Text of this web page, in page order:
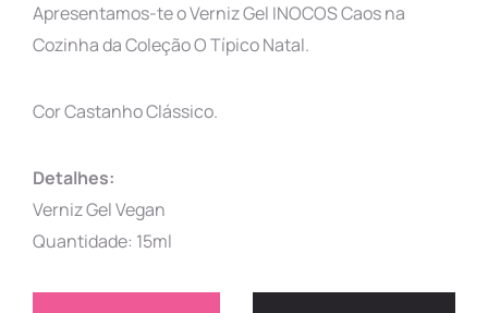
Apresentamos-te o Verniz Gel INOCOS Caos na
Cozinha da Coleção O Típico Natal.
Cor Castanho Clássico.
Detalhes:
Verniz Gel Vegan
Quantidade: 15ml